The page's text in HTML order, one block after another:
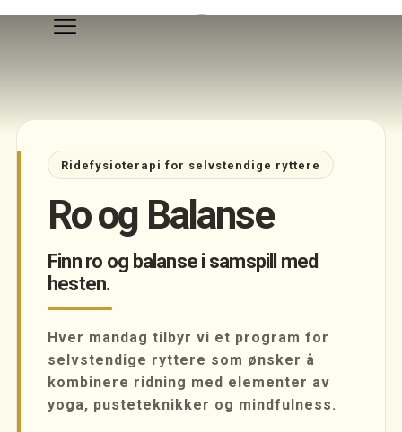
Ridefysioterapi for selvstendige ryttere
Ro og Balanse
Finn ro og balanse i samspill med
hesten.
Hver mandag tilbyr vi et program for
selvstendige ryttere som ønsker å
kombinere ridning med elementer av
yoga, pusteteknikker og mindfulness.